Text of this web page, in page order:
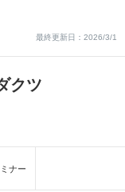
最終更新日：2026/3/1
クツ
ナー